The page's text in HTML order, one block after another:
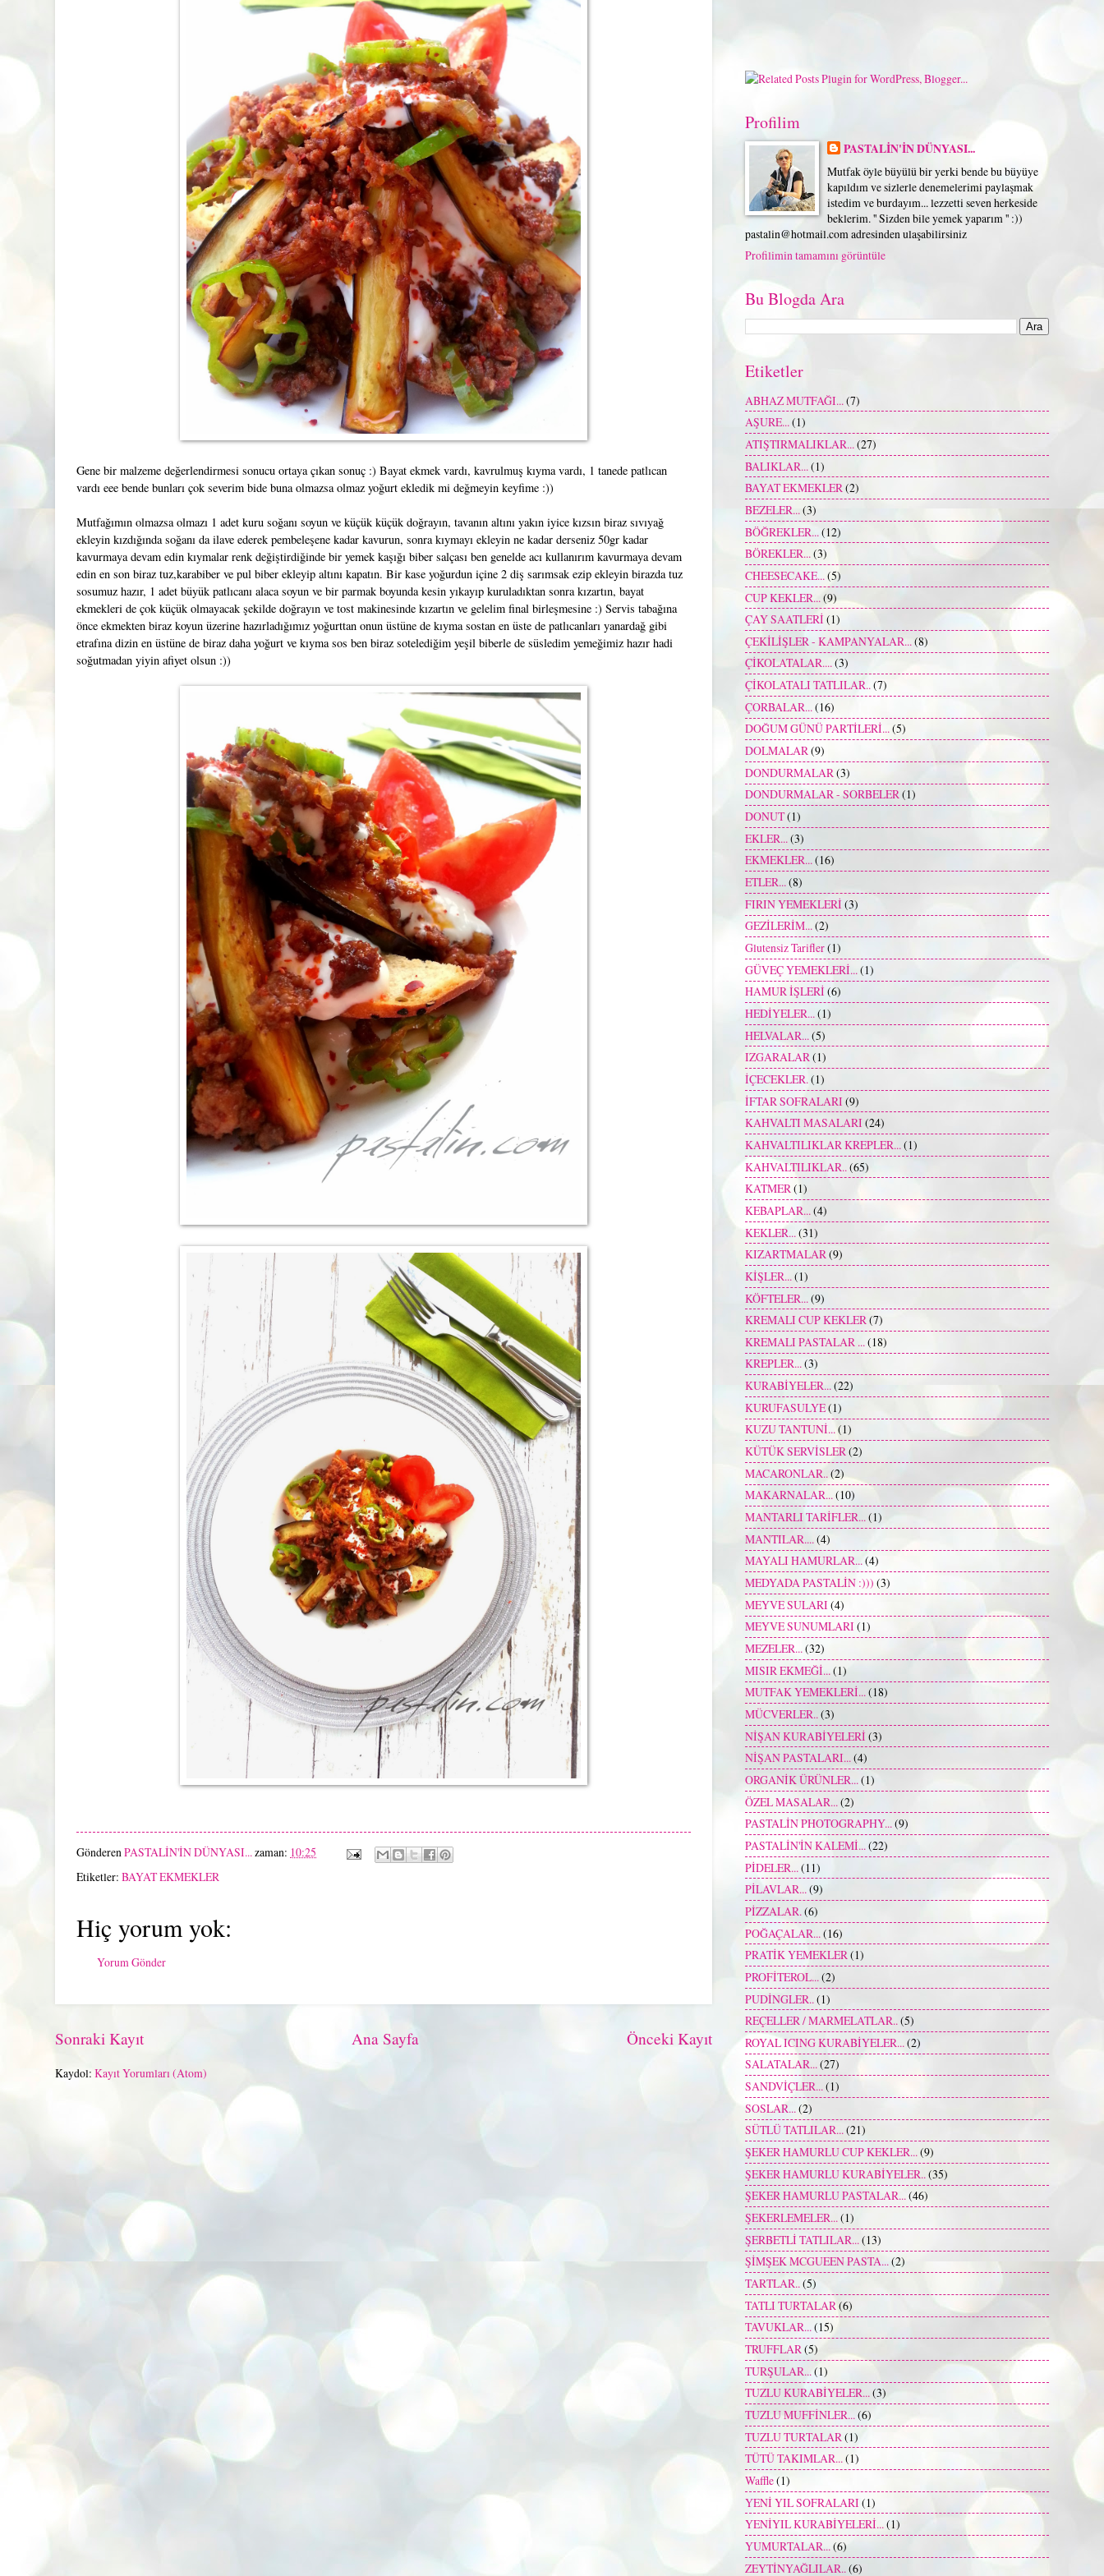
Gene bir malzeme değerlendirmesi sonucu ortaya çıkan sonuç :) Bayat ekmek vardı, kavrulmuş kıyma vardı, 1 tanede patlıcan
vardı eee bende bunları çok severim bide buna olmazsa olmaz yoğurt ekledik mi değmeyin keyfime :))
Mutfağımın olmazsa olmazı 1 adet kuru soğanı soyun ve küçük küçük doğrayın, tavanın altını yakın iyice kızsın biraz sıvıyağ
ekleyin kızdığında soğanı da ilave ederek pembeleşene kadar kavurun, sonra kıymayı ekleyin ne kadar derseniz 50gr kadar
kavurmaya devam edin kıymalar renk değiştirdiğinde bir yemek kaşığı biber salçası ben genelde acı kullanırım kavurmaya devam
edin en son biraz tuz,karabiber ve pul biber ekleyip altını kapatın. Bir kase yoğurdun içine 2 diş sarımsak ezip ekleyin birazda tuz
sosumuz hazır, 1 adet büyük patlıcanı alaca soyun ve bir parmak boyunda kesin yıkayıp kuruladıktan sonra kızartın, bayat
ekmekleri de çok küçük olmayacak şekilde doğrayın ve tost makinesinde kızartın ve gelelim final birleşmesine :) Servis tabağına
önce ekmekten biraz koyun üzerine hazırladığımız yoğurttan onun üstüne de kıyma sostan en üste de patlıcanları yanardağ gibi
etrafına dizin en üstüne de biraz daha yoğurt ve kıyma sos ben biraz sotelediğim yeşil biberle de süsledim yemeğimiz hazır hadi
soğutmadan yiyin afiyet olsun :))
GönderenPASTALİN'İN DÜNYASI...zaman: 10:25
Etiketler: BAYAT EKMEKLER
Hiç yorum yok:
Yorum Gönder
Sonraki Kayıt Önceki Kayıt
Ana Sayfa
Kaydol: Kayıt Yorumları (Atom)
Profilim
PASTALİN'İN DÜNYASI...
Mutfak öyle büyülü bir yerki bende bu büyüye
kapıldım ve sizlerle denemelerimi paylaşmak
istedim ve burdayım... lezzetti seven herkeside
beklerim. '' Sizden bile yemek yaparım '' :))
pastalin@hotmail.com adresinden ulaşabilirsiniz
Profilimin tamamını görüntüle
Bu Blogda Ara
Etiketler
ABHAZ MUTFAĞI... (7)
AŞURE...(1)
ATIŞTIRMALIKLAR...(27)
BALIKLAR... (1)
BAYAT EKMEKLER(2)
BEZELER...(3)
BÖĞREKLER...(12)
BÖREKLER...(3)
CHEESECAKE...(5)
CUP KEKLER...(9)
ÇAY SAATLERİ (1)
ÇEKİLİŞLER - KAMPANYALAR...(8)
ÇİKOLATALAR....(3)
ÇİKOLATALI TATLILAR..(7)
ÇORBALAR... (16)
DOĞUM GÜNÜ PARTİLERİ...(5)
DOLMALAR(9)
DONDURMALAR (3)
DONDURMALAR - SORBELER(1)
DONUT(1)
EKLER...(3)
EKMEKLER...(16)
ETLER...(8)
FIRIN YEMEKLERİ (3)
GEZİLERİM...(2)
Glutensiz Tarifler(1)
GÜVEÇ YEMEKLERİ...(1)
HAMUR İŞLERİ (6)
HEDİYELER...(1)
HELVALAR... (5)
IZGARALAR(1)
İÇECEKLER.(1)
İFTAR SOFRALARI (9)
KAHVALTI MASALARI(24)
KAHVALTILIKLAR KREPLER...(1)
KAHVALTILIKLAR.. (65)
KATMER(1)
KEBAPLAR...(4)
KEKLER... (31)
KIZARTMALAR(9)
KİŞLER...(1)
KÖFTELER... (9)
KREMALI CUP KEKLER(7)
KREMALI PASTALAR ...(18)
KREPLER...(3)
KURABİYELER...(22)
KURUFASULYE(1)
KUZU TANTUNİ...(1)
KÜTÜK SERVİSLER(2)
MACARONLAR.. (2)
MAKARNALAR...(10)
MANTARLI TARİFLER...(1)
MANTILAR.... (4)
MAYALI HAMURLAR...(4)
MEDYADA PASTALİN :))) (3)
MEYVE SULARI (4)
MEYVE SUNUMLARI (1)
MEZELER...(32)
MISIR EKMEĞİ...(1)
MUTFAK YEMEKLERİ...(18)
MÜCVERLER..(3)
NİŞAN KURABİYELERİ (3)
NİŞAN PASTALARI...(4)
ORGANİK ÜRÜNLER...(1)
ÖZEL MASALAR... (2)
PASTALİN PHOTOGRAPHY...(9)
PASTALİN'İN KALEMİ...(22)
PİDELER...(11)
PİLAVLAR...(9)
PİZZALAR.(6)
POĞAÇALAR... (16)
PRATİK YEMEKLER(1)
PROFİTEROL...(2)
PUDİNGLER.. (1)
REÇELLER / MARMELATLAR..(5)
ROYAL ICING KURABİYELER...(2)
SALATALAR...(27)
SANDVİÇLER...(1)
SOSLAR... (2)
SÜTLÜ TATLILAR...(21)
ŞEKER HAMURLU CUP KEKLER...(9)
ŞEKER HAMURLU KURABİYELER.. (35)
ŞEKER HAMURLU PASTALAR...(46)
ŞEKERLEMELER...(1)
ŞERBETLİ TATLILAR... (13)
ŞİMŞEK MCGUEEN PASTA...(2)
TARTLAR..(5)
TATLI TURTALAR (6)
TAVUKLAR...(15)
TRUFFLAR(5)
TURŞULAR... (1)
TUZLU KURABİYELER...(3)
TUZLU MUFFİNLER...(6)
TUZLU TURTALAR (1)
TÜTÜ TAKIMLAR...(1)
Waffle(1)
YENİ YIL SOFRALARI(1)
YENİYIL KURABİYELERİ...(1)
YUMURTALAR...(6)
ZEYTİNYAĞLILAR.. (6)